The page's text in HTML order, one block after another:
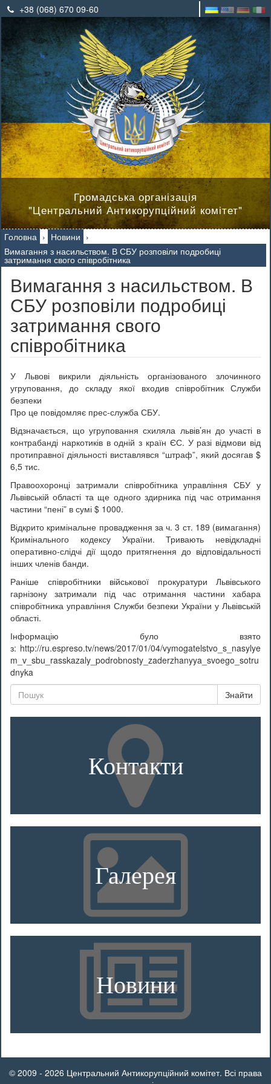
+38 (068) 670 09-60
Громадська організація
"Центральний Антикорупційний комітет"
Головна › Новини ›
Вимагання з насильством. В СБУ розповіли подробиці
затримання свого співробітника
Вимагання з насильством. В
СБУ розповіли подробиці
затримання свого
співробітника
У Львові викрили діяльність організованого злочинного
угруповання, до складу якої входив співробітник Служби
безпеки
Про це повідомляє прес-служба СБУ.
Відзначається, що угруповання схиляла львів’ян до участі в
контрабанді наркотиків в одній з країн ЄС. У разі відмови від
протиправної діяльності виставлявся “штраф”, який досягав $
6,5 тис.
Правоохоронці затримали співробітника управління СБУ у
Львівській області та ще одного здирника під час отримання
частини “пені” в сумі $ 1000.
Відкрито кримінальне провадження за ч. 3 ст. 189 (вимагання)
Кримінального кодексу України. Тривають невідкладні
оперативно-слідчі дії щодо притягнення до відповідальності
інших членів банди.
Раніше співробітники військової прокуратури Львівського
гарнізону затримали під час отримання частини хабара
співробітника управління Служби безпеки України у Львівській
області.
Інформацію було взято
з: http://ru.espreso.tv/news/2017/01/04/vymogatelstvo_s_nasylye
m_v_sbu_rasskazaly_podrobnosty_zaderzhanyya_svoego_sotru
dnyka
Знайти
Контакти
Галерея
Новини
© 2009 - 2026 Центральний Антикорупційний комітет. Всі права